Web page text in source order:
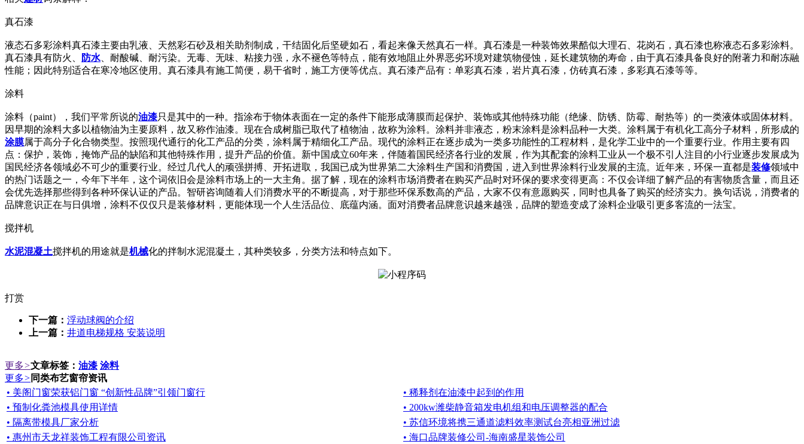
真石漆
液态石多彩涂料真石漆主要由乳液、天然彩石砂及相关助剂制成，干结固化后坚硬如石，看起来像天然真石一样。真石漆是一种装饰效果酷似大理石、花岗石，真石漆也称液态石多彩涂料。
真石漆具有防火、
防水 、耐酸碱、耐污染。无毒、无味、粘接力强，永不褪色等特点，能有效地阻止外界恶劣环境对建筑物侵蚀，延长建筑物的寿命，由于真石漆具备良好的附著力和耐冻融
性能；因此特别适合在寒冷地区使用。真石漆具有施工简便，易干省时，施工方便等优点。真石漆产品有：单彩真石漆，岩片真石漆，仿砖真石漆，多彩真石漆等等。
涂料
涂料（paint），我们平常所说的油漆只是其中的一种。指涂布于物体表面在一定的条件下能形成薄膜而起保护、装饰或其他特殊功能（绝缘、防锈、防霉、耐热等）的一类液体或固体材料。
因早期的涂料大多以植物油为主要原料，故又称作油漆。现在合成树脂已取代了植物油，故称为涂料。涂料并非液态，粉末涂料是涂料品种一大类。涂料属于有机化工高分子材料，所形成的
涂膜属于高分子化合物类型。按照现代通行的化工产品的分类，涂料属于精细化工产品。现代的涂料正在逐步成为一类多功能性的工程材料，是化学工业中的一个重要行业。作用主要有四
点：保护，装饰，掩饰产品的缺陷和其他特殊作用，提升产品的价值。新中国成立60年来，伴随着国民经济各行业的发展，作为其配套的涂料工业从一个极不引人注目的小行业逐步发展成为
国民经济各领域必不可少的重要行业。经过几代人的顽强拼搏、开拓进取，我国已成为世界第二大涂料生产国和消费国，进入到世界涂料行业发展的主流。近年来，环保一直都是装修领域中
的热门话题之一，今年下半年，这个词依旧会是涂料市场上的一大主角。据了解，现在的涂料市场消费者在购买产品时对环保的要求变得更高：不仅会详细了解产品的有害物质含量，而且还
会优先选择那些得到各种环保认证的产品。智研咨询随着人们消费水平的不断提高，对于那些环保系数高的产品，大家不仅有意愿购买，同时也具备了购买的经济实力。换句话说，消费者的
品牌意识正在与日俱增，涂料不仅仅只是装修材料，更能体现一个人生活品位、底蕴内涵。面对消费者品牌意识越来越强，品牌的塑造变成了涂料企业吸引更多客流的一法宝。
搅拌机
水泥混凝土搅拌机的用途就是机械化的拌制水泥混凝土，其种类较多，分类方法和特点如下。
打赏
下一篇： 浮动球阀的介绍
上一篇： 井道电梯规格 安装说明
更多>文章标签： 油漆 涂料
更多> 同类布艺窗帘资讯
• 美阁门窗荣获铝门窗 “创新性品牌”引领门窗行
• 稀释剂在油漆中起到的作用
• 预制化粪池模具使用详情
• 200kw潍柴静音箱发电机组和电压调整器的配合
• 隔离带模具厂家分析
• 苏信环境将携三通道滤料效率测试台亮相亚洲过滤
• 惠州市天龙祥装饰工程有限公司资讯
• 海口品牌装修公司-海南盛星装饰公司